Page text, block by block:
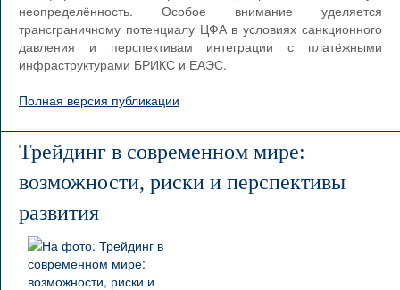
неопределённость. Особое внимание уделяется
трансграничному потенциалу ЦФА в условиях санкционного
давления и перспективам интеграции с платёжными
инфраструктурами БРИКС и ЕАЭС.
Полная версия публикации
Трейдинг в современном мире:
возможности, риски и перспективы
развития